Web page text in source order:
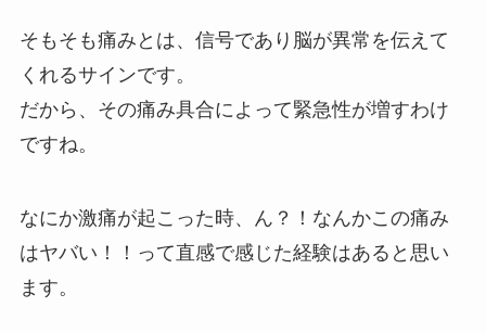
そもそも痛みとは、信号であり脳が異常を伝えて
くれるサインです。
だから、その痛み具合によって緊急性が増すわけ
ですね。
なにか激痛が起こった時、ん？！なんかこの痛み
はヤバい！！って直感で感じた経験はあると思い
ます。